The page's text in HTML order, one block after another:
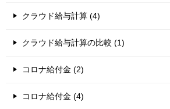
クラウド給与計算 (4)
クラウド給与計算の比較 (1)
コロナ給付金 (2)
コロナ給付金 (4)